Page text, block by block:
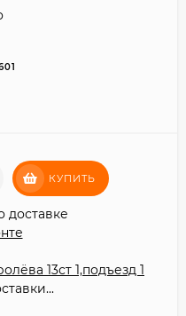
КУПИТЬ
13ст 1,подъезд 1